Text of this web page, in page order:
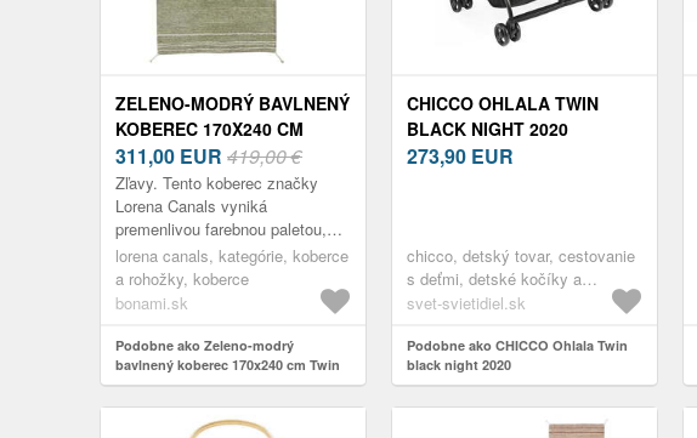
ZELENO-MODRÝ BAVLNENÝ
KOBEREC 170X240 CM
TWIN VINTAGE – LORENA
CANALS
311,00 EUR 419,00 €
Zľavy. Tento koberec značky
Lorena Canals vyniká
premenlivou farebnou paletou,
ktorá ponúka dva jedinečné štýly
v jednom produkte. Jedna strana
zaujme hre...
lorena canals, kategórie, koberce
a rohožky, koberce
bonami.sk
Podobne ako Zeleno-modrý
bavlnený koberec 170x240 cm Twin
Vintage – Lorena Canals
CHICCO OHLALA TWIN
BLACK NIGHT 2020
273,90 EUR
chicco, detský tovar, cestovanie
s deťmi, detské kočíky a
príslušenstvo, kočíky
svet-svietidiel.sk
Podobne ako CHICCO Ohlala Twin
black night 2020